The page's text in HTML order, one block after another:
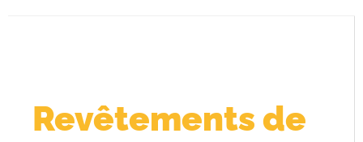
Revêtements de